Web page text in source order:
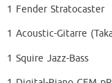
1 Fender Stratocaster
1 Acoustic-Gitarre
1 Squire Jazz-Bass